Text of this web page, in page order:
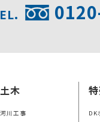
土木
河川工事
DK